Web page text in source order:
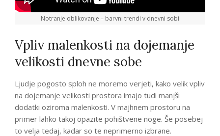
Notranje oblikovanje – barvni trendi v dnevni sobi
Vpliv malenkosti na dojemanje
velikosti dnevne sobe
Ljudje pogosto sploh ne moremo verjeti, kako velik vpliv
na dojemanje velikosti prostora imajo tudi manjši
dodatki oziroma malenkosti. V majhnem prostoru na
primer lahko takoj opazite pohištvene noge. Še posebej
to velja tedaj, kadar so te neprimerno izbrane.